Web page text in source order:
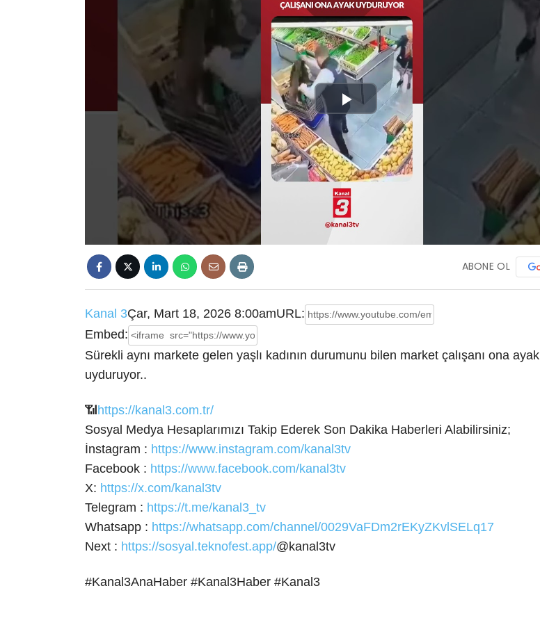
Play
Video
ABONE OL
Kanal 3Çar, Mart 18, 2026 8:00amURL:
Embed:
Sürekli aynı markete gelen yaşlı kadının durumunu bilen market çalışanı ona ayak
uyduruyor..
📶 https://kanal3.com.tr/
Sosyal Medya Hesaplarımızı Takip Ederek Son Dakika Haberleri Alabilirsiniz;
İnstagram : https://www.instagram.com/kanal3tv
Facebook : https://www.facebook.com/kanal3tv
X: https://x.com/kanal3tv
Telegram : https://t.me/kanal3_tv
Whatsapp : https://whatsapp.com/channel/0029VaFDm2rEKyZKvlSELq17
Next : https://sosyal.teknofest.app/@kanal3tv
#Kanal3AnaHaber #Kanal3Haber #Kanal3